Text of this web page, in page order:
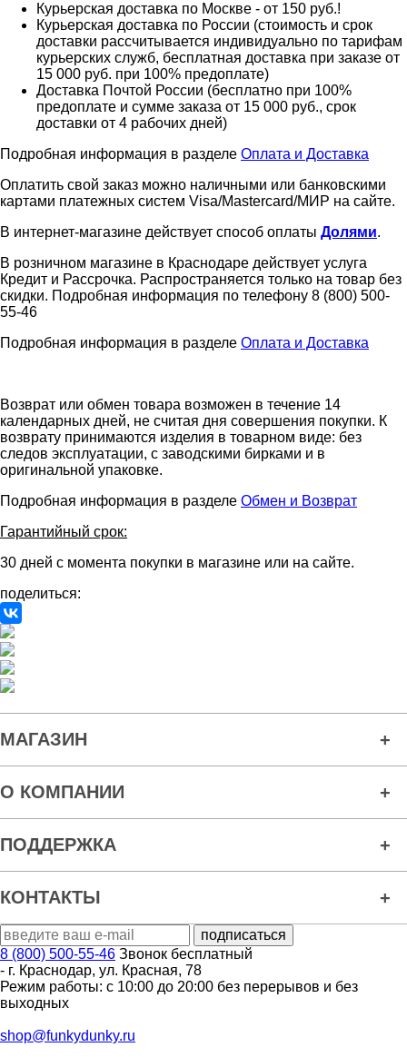
Курьерская доставка по Москве - от 150 руб.!
Курьерская доставка по России (стоимость и срок
доставки рассчитывается индивидуально по тарифам
курьерских служб, бесплатная доставка при заказе от
15 000 руб. при 100% предоплате)
Доставка Почтой России (бесплатно при 100%
предоплате и сумме заказа от 15 000 руб., срок
доставки от 4 рабочих дней)
Подробная информация в разделе Оплата и Доставка
Оплатить свой заказ можно наличными или банковскими
картами платежных систем Visa/Mastercard/МИР на сайте.
В интернет-магазине действует способ оплаты Долями.
В розничном магазине в Краснодаре действует услуга
Кредит и Рассрочка. Распространяется только на товар без
скидки. Подробная информация по телефону 8 (800) 500-
55-46
Подробная информация в разделе Оплата и Доставка
Возврат или обмен товара возможен в течение 14
календарных дней, не считая дня совершения покупки. К
возврату принимаются изделия в товарном виде: без
следов эксплуатации, с заводскими бирками и в
оригинальной упаковке.
Подробная информация в разделе Обмен и Возврат
Гарантийный срок:
30 дней с момента покупки в магазине или на сайте.
поделиться:
МАГАЗИН
О КОМПАНИИ
ПОДДЕРЖКА
КОНТАКТЫ
8 (800) 500-55-46 Звонок бесплатный
- г. Краснодар, ул. Красная, 78
Режим работы: с 10:00 до 20:00 без перерывов и без
выходных
shop@funkydunky.ru